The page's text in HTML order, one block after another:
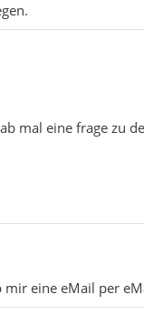
mal eine frage zu
mir eine eMail per